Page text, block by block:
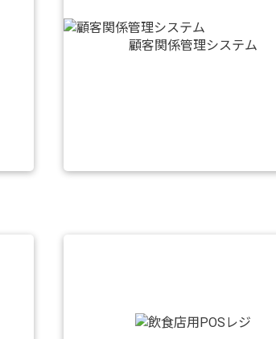
顧客関係管理システム